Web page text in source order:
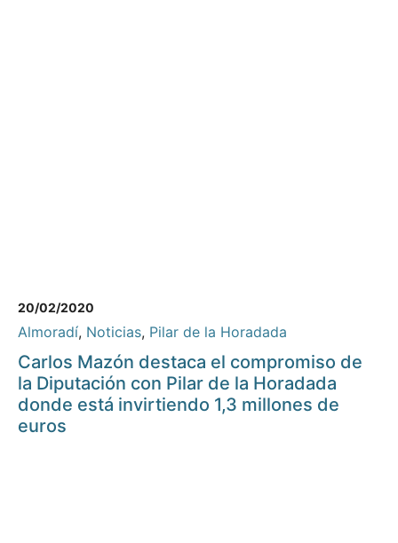
20/02/2020
Almoradí, Noticias, Pilar de la Horadada
Carlos Mazón destaca el compromiso de
la Diputación con Pilar de la Horadada
donde está invirtiendo 1,3 millones de
euros